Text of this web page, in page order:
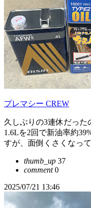
プレマシー CREW
久しぶりの3連休だった
1.6Lを2回で新油率約
すが、面倒くさくなっ
thumb_up 37
comment0
2025/07/21 13:46